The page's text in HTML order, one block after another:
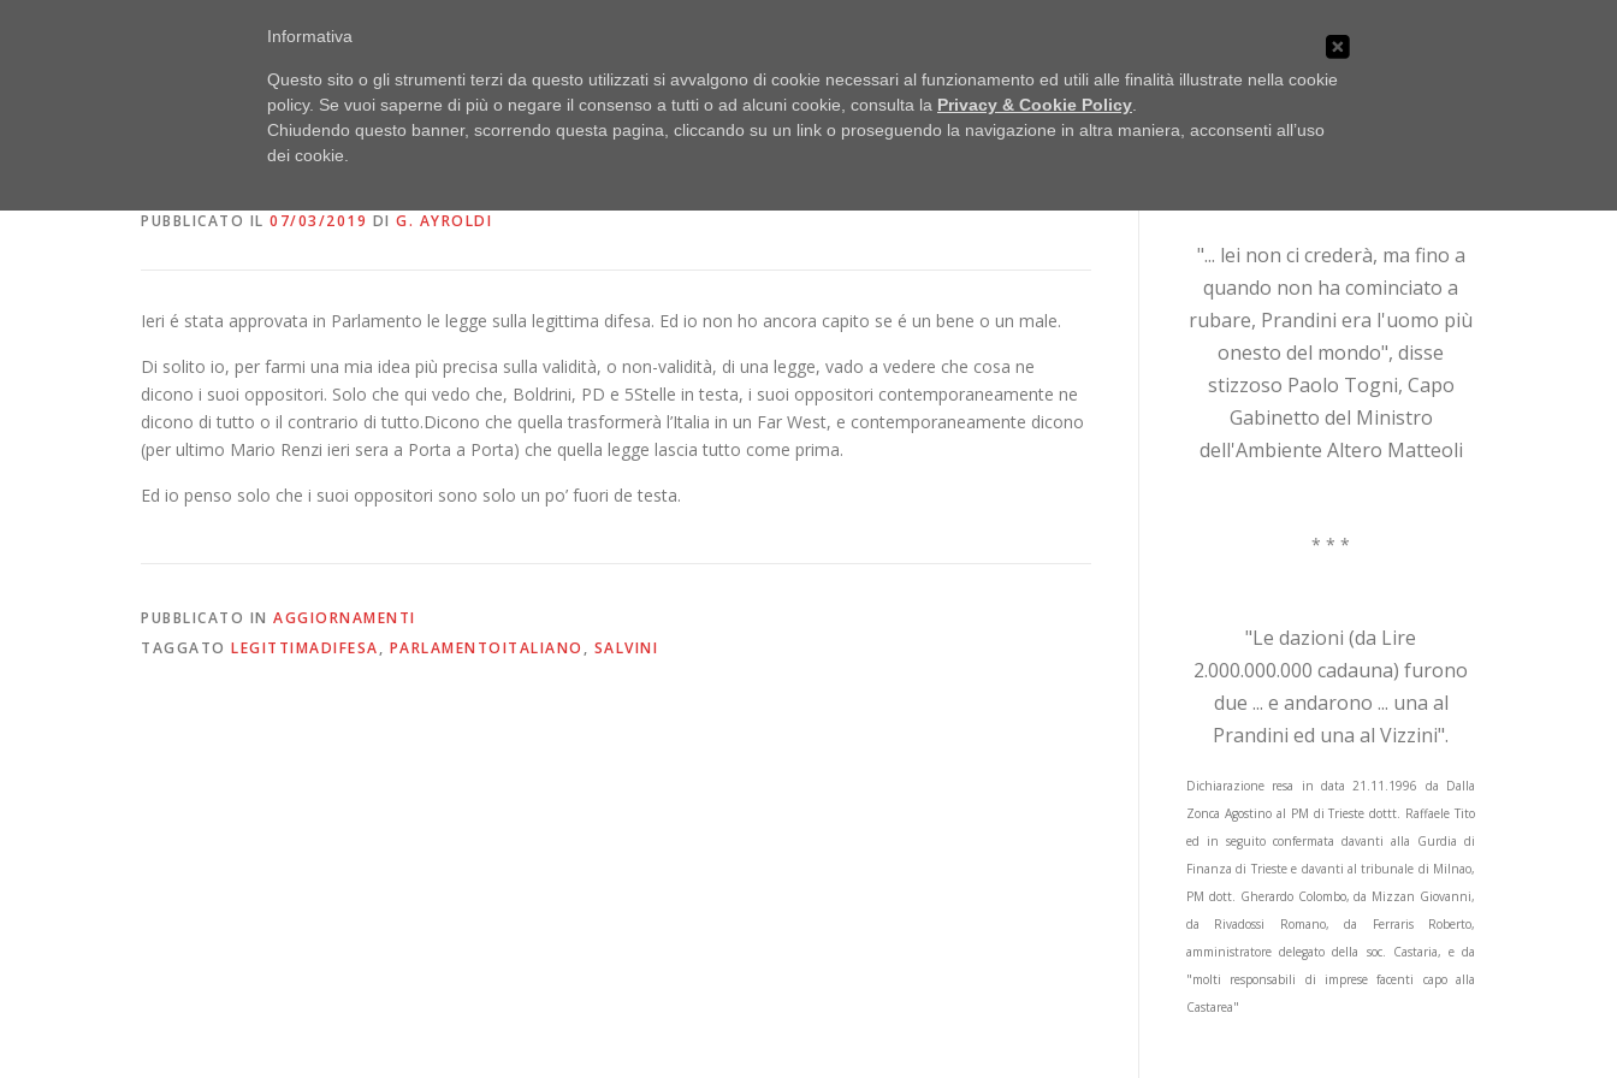
PUBBLICI IMBROGLIONI UFFICIO STAMPA
QUALCUNO MI DICA CHE COSA DEBBO PENSARE
PUBBLICATO IL 07/03/2019 DI G. AYROLDI
Ieri é stata approvata in Parlamento le legge sulla legittima difesa. Ed io non ho ancora capito se é un bene o un male.
Di solito io, per farmi una mia idea più precisa sulla validità, o non-validità, di una legge, vado a vedere che cosa ne
dicono i suoi oppositori. Solo che qui vedo che, Boldrini, PD e 5Stelle in testa, i suoi oppositori contemporaneamente ne
dicono di tutto o il contrario di tutto.Dicono che quella trasformerà l’Italia in un Far West, e contemporaneamente dicono
(per ultimo Mario Renzi ieri sera a Porta a Porta) che quella legge lascia tutto come prima.
Ed io penso solo che i suoi oppositori sono solo un po’ fuori de testa.
PUBBLICATO IN AGGIORNAMENTI
TAGGATO LEGITTIMADIFESA, PARLAMENTOITALIANO , SALVINI
"... lei non ci crederà, ma fino a
quando non ha cominciato a
rubare, Prandini era l'uomo più
onesto del mondo", disse
stizzoso Paolo Togni, Capo
Gabinetto del Ministro
dell'Ambiente Altero Matteoli
* * *
"Le dazioni (da Lire
2.000.000.000 cadauna) furono
due ... e andarono ... una al
Prandini ed una al Vizzini".
Dichiarazione resa in data 21.11.1996 da Dalla
Zonca Agostino al PM di Trieste dottt. Raffaele Tito
ed in seguito confermata davanti alla Gurdia di
Finanza di Trieste e davanti al tribunale di Milnao,
PM dott. Gherardo Colombo, da Mizzan Giovanni,
da Rivadossi Romano, da Ferraris Roberto,
amministratore delegato della soc. Castaria, e da
"molti responsabili di imprese facenti capo alla
Castarea"
Informativa
Questo sito o gli strumenti terzi da questo utilizzati si avvalgono di cookie necessari al funzionamento ed utili alle finalità illustrate nella cookie
policy. Se vuoi saperne di più o negare il consenso a tutti o ad alcuni cookie, consulta la Privacy & Cookie Policy
Chiudendo questo banner, scorrendo questa pagina, cliccando su un link o proseguendo la navigazione in altra maniera, acconsenti all’uso
dei cookie.